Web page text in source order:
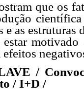
que os
as estruturas
estar
/
/ I+D /